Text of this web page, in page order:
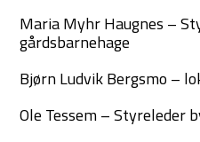
Maria Myhr Haugnes –
gårdsbarnehage
Bjørn Ludvik Bergsmo –
Ole Tessem – Styreleder